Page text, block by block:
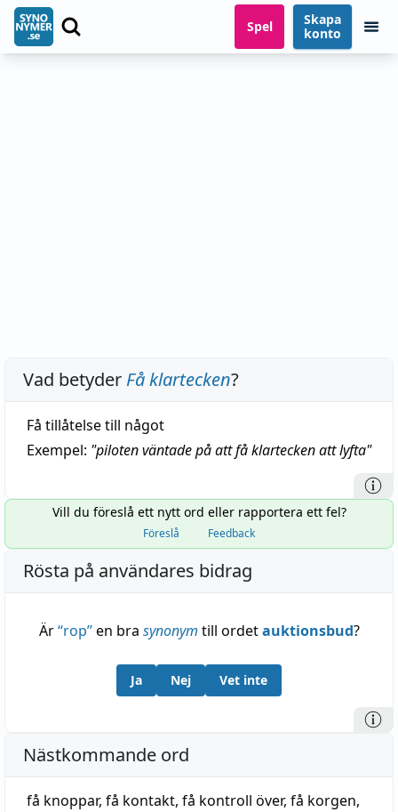
Spel
Skapa
konto
Vad betyder Få klartecken?
Få tillåtelse till något
Exempel: "piloten väntade på att få klartecken att lyfta"
Vill du föreslå ett nytt ord eller rapportera ett fel?
Föreslå Feedback
Rösta på användares bidrag
Är“rop”en bra synonym till ordetauktionsbud?
Ja Nej Vet inte
Nästkommande ord
få knoppar, få kontakt, få kontroll över, få korgen,